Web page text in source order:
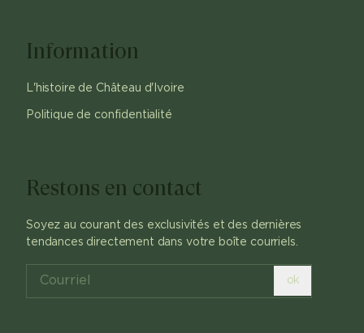
Information
L'histoire de Château d'Ivoire
Politique de confidentialité
Restons en contact
Soyez au courant des exclusivités et des dernières
tendances directement dans votre boîte courriels.
ok